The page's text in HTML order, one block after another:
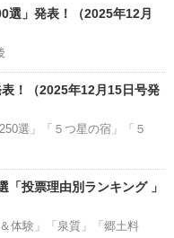
Channel
選」発表！（2025年12月
！（2025年12月15日号発
選」「５つ星の宿」「５
投票理由別ランキング 」
体験」「泉質」「郷土料